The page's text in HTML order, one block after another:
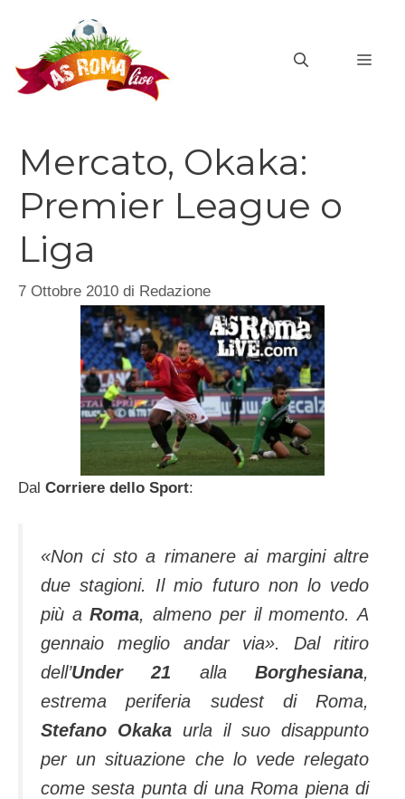
contenuto
Mercato, Okaka:
Premier League o
Liga
7 Ottobre 2010 di Redazione
Dal Corriere dello Sport:
«Non ci sto a rimanere ai margini altre
due stagioni. Il mio futuro non lo vedo
più aRoma, almeno per il momento. A
gennaio meglio andar via». Dal ritiro
dell’Under 21 allaBorghesiana,
estrema periferia sudest di Roma,
Stefano Okaka urla il suo disappunto
per un situazione che lo vede relegato
come sesta punta di una Roma piena di